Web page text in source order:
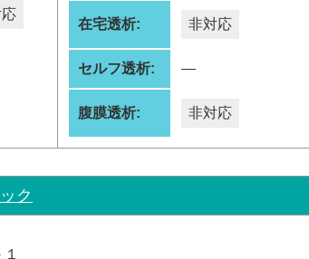
在宅透析: 非対応
セルフ透析: ―
腹膜透析: 非対応
ク